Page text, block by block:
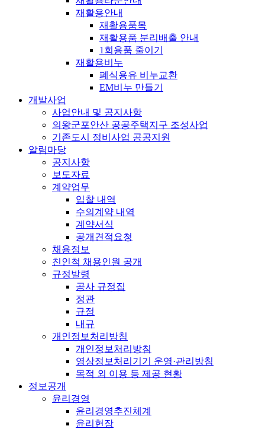
재활용안내
재활용품목
재활용품 분리배출 안내
1회용품 줄이기
재활용비누
폐식용유 비누교환
EM비누 만들기
개발사업
사업안내 및 공지사항
의왕군포안산 공공주택지구 조성사업
기존도시 정비사업 공공지원
알림마당
공지사항
보도자료
계약업무
입찰 내역
수의계약 내역
계약서식
공개견적요청
채용정보
친인척 채용인원 공개
규정발령
공사 규정집
정관
규정
내규
개인정보처리방침
개인정보처리방침
영상정보처리기기 운영·관리방침
목적 외 이용 등 제공 현황
정보공개
윤리경영
윤리경영추진체계
윤리헌장